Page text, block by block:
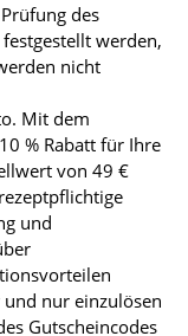
des
werden,
nicht
Mit dem
% Rabatt für Ihre
von 49 €
und
nur einzulösen
Gutscheincodes